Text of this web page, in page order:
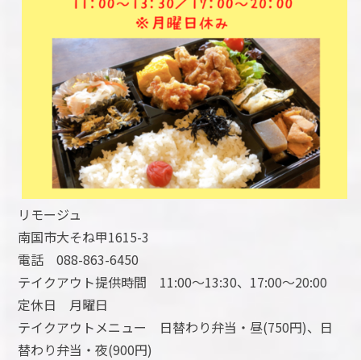
リモージュ
南国市大そね甲1615-3
電話 088-863-6450
テイクアウト提供時間 11:00～13:30、17:00～20:00
定休日 月曜日
テイクアウトメニュー 日替わり弁当・昼(750円)、日
替わり弁当・夜(900円)